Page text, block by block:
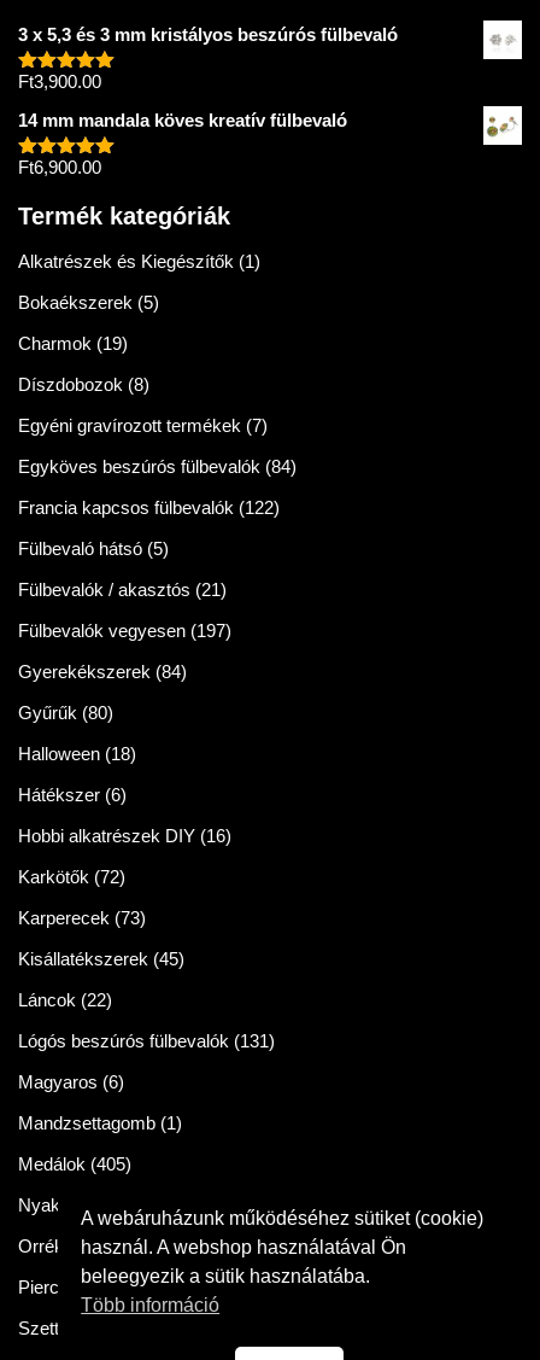
3 x 5,3 és 3 mm kristályos beszúrós fülbevaló
Értékelés:
Ft3,900.00
14 mm mandala köves kreatív fülbevaló
Értékelés:
Ft6,900.00
Termék kategóriák
Alkatrészek és Kiegészítők (1)
Bokaékszerek (5)
Charmok (19)
Díszdobozok (8)
Egyéni gravírozott termékek (7)
Egyköves beszúrós fülbevalók (84)
Francia kapcsos fülbevalók (122)
Fülbevaló hátsó (5)
Fülbevalók / akasztós (21)
Fülbevalók vegyesen (197)
Gyerekékszerek (84)
Gyűrűk (80)
Halloween (18)
Hátékszer (6)
Hobbi alkatrészek DIY (16)
Karkötők (72)
Karperecek (73)
Kisállatékszerek (45)
Láncok (22)
Lógós beszúrós fülbevalók (131)
Magyaros (6)
Mandzsettagomb (1)
Medálok (405)
Nyakláncok
(86)
Orrékszer (2)
Piercingek (11)
Szettek
A webáruházunk működéséhez sütiket (cookie)
használ. A webshop használatával Ön
beleegyezik a sütik használatába.
Több információ